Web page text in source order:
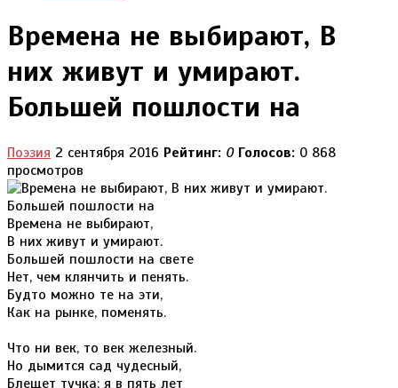
Времена не выбирают, В
них живут и умирают.
Большей пошлости на
Поэзия 2 сентября 2016 Рейтинг: 0 Голосов: 0 868
просмотров
Времена не выбирают,
В них живут и умирают.
Большей пошлости на свете
Нет, чем клянчить и пенять.
Будто можно те на эти,
Как на рынке, поменять.
Что ни век, то век железный.
Но дымится сад чудесный,
Блещет тучка; я в пять лет